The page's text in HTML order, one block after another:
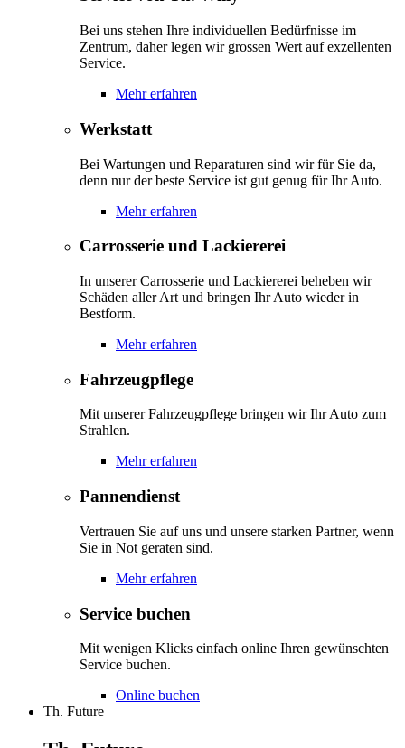
Bei uns stehen Ihre individuellen Bedürfnisse im
Zentrum, daher legen wir grossen Wert auf exzellenten
Service.
Mehr erfahren
Werkstatt
Bei Wartungen und Reparaturen sind wir für Sie da,
denn nur der beste Service ist gut genug für Ihr Auto.
Mehr erfahren
Carrosserie und Lackiererei
In unserer Carrosserie und Lackiererei beheben wir
Schäden aller Art und bringen Ihr Auto wieder in
Bestform.
Mehr erfahren
Fahrzeugpflege
Mit unserer Fahrzeugpflege bringen wir Ihr Auto zum
Strahlen.
Mehr erfahren
Pannendienst
Vertrauen Sie auf uns und unsere starken Partner, wenn
Sie in Not geraten sind.
Mehr erfahren
Service buchen
Mit wenigen Klicks einfach online Ihren gewünschten
Service buchen.
Online buchen
Th. Future